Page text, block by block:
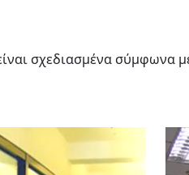
σχεδιασμένα σύμφωνα